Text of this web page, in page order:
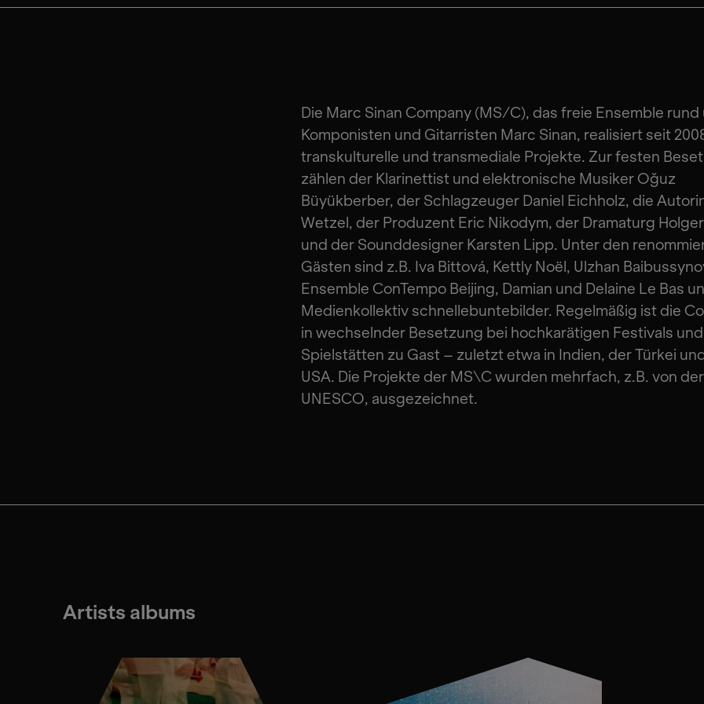
Die Marc Sinan Company (MS/C), das freie Ensemble rund
Komponisten und Gitarristen Marc Sinan, realisiert seit
transkulturelle und transmediale Projekte. Zur festen
zählen der Klarinettist und elektronische Musiker Oǧuz
Büyükberber, der Schlagzeuger Daniel Eichholz, die
Wetzel, der Produzent Eric Nikodym, der Dramaturg
und der Sounddesigner Karsten Lipp. Unter den
Gästen sind z.B. Iva Bittová, Kettly Noël, Ulzhan
Ensemble ConTempo Beijing, Damian und Delaine Le Bas
Medienkollektiv schnellebuntebilder. Regelmäßig ist die
in wechselnder Besetzung bei hochkarätigen Festivals und
Spielstätten zu Gast – zuletzt etwa in Indien, der Türkei
USA. Die Projekte der MS\C wurden mehrfach, z.B. von der
UNESCO, ausgezeichnet.
Artists albums